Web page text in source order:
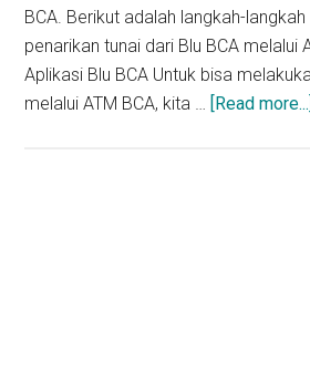
BCA. Berikut adalah langkah-
penarikan tunai dari Blu BCA melalui
Aplikasi Blu BCA Untuk bisa
melalui ATM BCA, kita … [Read more...]